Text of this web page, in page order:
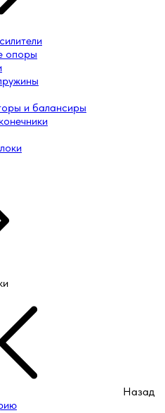
опоры
и балансиры
Назад